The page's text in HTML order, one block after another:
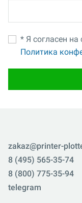
* Я согласен
Политика
zakaz@printer-
8 (495) 565-35-74
8 (800) 775-35-94
telegram